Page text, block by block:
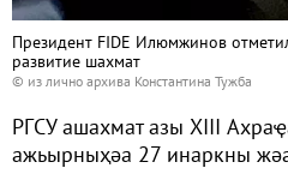
Президент FIDE Илюмжинов
развитие шахмат
© из лично архива Константина Тужба
РГСУ ашахмат азы XIII
ажьырныҳәа 27 инаркны